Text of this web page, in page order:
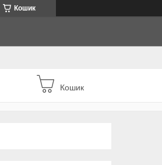
Кошик
Кошик